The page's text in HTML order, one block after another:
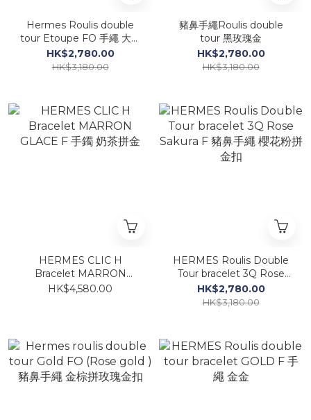
Hermes Roulis double
tour Etoupe FO 手繩 大象
灰玫瑰金
HK$2,780.00
HK$3,180.00
豬鼻手繩Roulis double
tour 黑玫瑰金
HK$2,780.00
HK$3,180.00
HERMES CLIC H
Bracelet MARRON
GLACE F 手鐲 奶茶拼金
HK$4,580.00
HERMES Roulis Double
Tour bracelet 3Q Rose
Sakura F 豬鼻手繩 櫻花粉
拼金扣
HK$2,780.00
HK$3,180.00